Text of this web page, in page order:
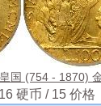
国 (754 - 1870)
16 硬币 / 15 价格